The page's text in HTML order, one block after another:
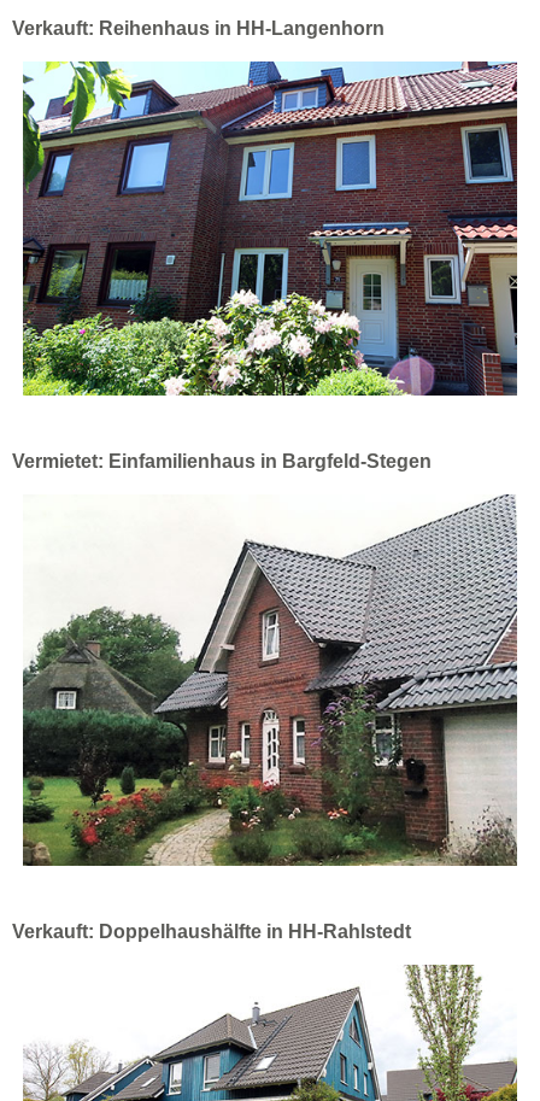
Verkauft: Reihenhaus in HH-Langenhorn
Vermietet: Einfamilienhaus in Bargfeld-Stegen
Verkauft: Doppelhaushälfte in HH-Rahlstedt